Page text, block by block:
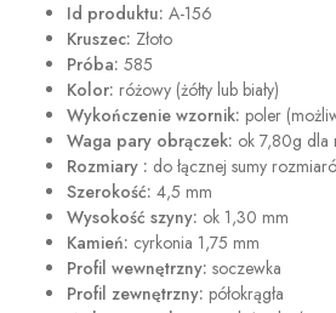
Id produktu: A-156
Kruszec: Złoto
Próba: 585
Kolor: różowy (żółty lub biały)
Wykończenie wzornik: poler
Waga pary obrączek: ok 7,80g
Rozmiary : do łącznej sumy
Szerokość: 4,5 mm
Wysokość szyny: ok 1,30 mm
Kamień: cyrkonia 1,75 mm
Profil wewnętrzny: soczewka
Profil zewnętrzny: półokrągła